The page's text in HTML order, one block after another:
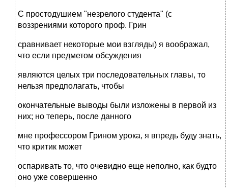
С простодушием "незрелого студента" (с
воззрениями которого проф. Грин
сравнивает некоторые мои взгляды) я воображал,
что если предметом обсуждения
являются целых три последовательных главы, то
нельзя предполагать, чтобы
окончательные выводы были изложены в первой из
них; но теперь, после данного
мне профессором Грином урока, я впредь буду знать,
что критик может
оспаривать то, что очевидно еще неполно, как будто
оно уже совершенно